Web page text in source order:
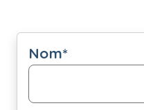
Nom*